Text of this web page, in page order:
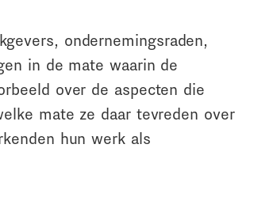
ondernemingsraden,
in de mate waarin de
over de aspecten die
mate ze daar tevreden over
hun werk als